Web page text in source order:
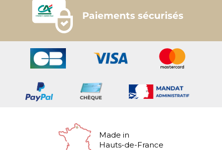
Made in
Hauts-de-France